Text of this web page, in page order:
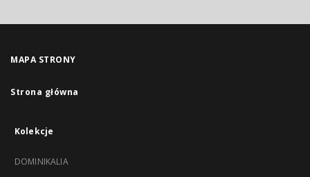
MAPA STRONY
Strona główna
Kolekcje
DOMINIKALIA